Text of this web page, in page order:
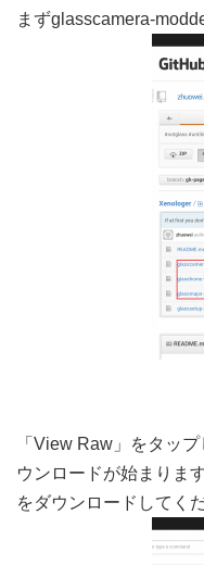
まずglasscamera-
「View Raw」をタッ
ウンロードが始まりま
をダウンロードしてく